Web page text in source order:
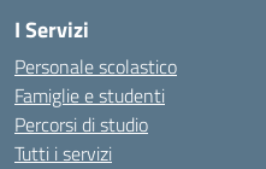
I Servizi
Personale scolastico
Famiglie e studenti
Percorsi di studio
Tutti i servizi